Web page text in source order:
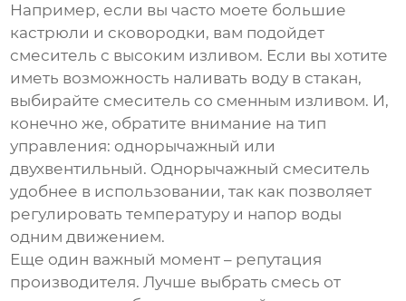
Например, если вы часто моете большие
кастрюли и сковородки, вам подойдет
смеситель с высоким изливом. Если вы хотите
иметь возможность наливать воду в стакан,
выбирайте смеситель со сменным изливом. И,
конечно же, обратите внимание на тип
управления: однорычажный или
двухвентильный. Однорычажный смеситель
удобнее в использовании, так как позволяет
регулировать температуру и напор воды
одним движением.
Еще один важный момент – репутация
производителя. Лучше выбрать смесь от